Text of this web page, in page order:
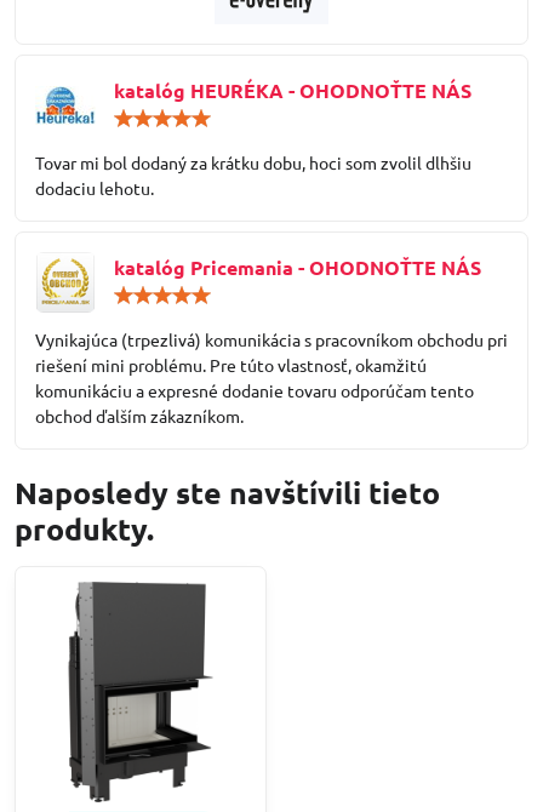
katalóg HEURÉKA - OHODNOŤTE NÁS
5
Tovar mi bol dodaný za krátku dobu, hoci som zvolil dlhšiu
dodaciu lehotu.
katalóg Pricemania - OHODNOŤTE NÁS
5
Vynikajúca (trpezlivá) komunikácia s pracovníkom obchodu pri
riešení mini problému. Pre túto vlastnosť, okamžitú
komunikáciu a expresné dodanie tovaru odporúčam tento
obchod ďalším zákazníkom.
Naposledy ste navštívili tieto
produkty.